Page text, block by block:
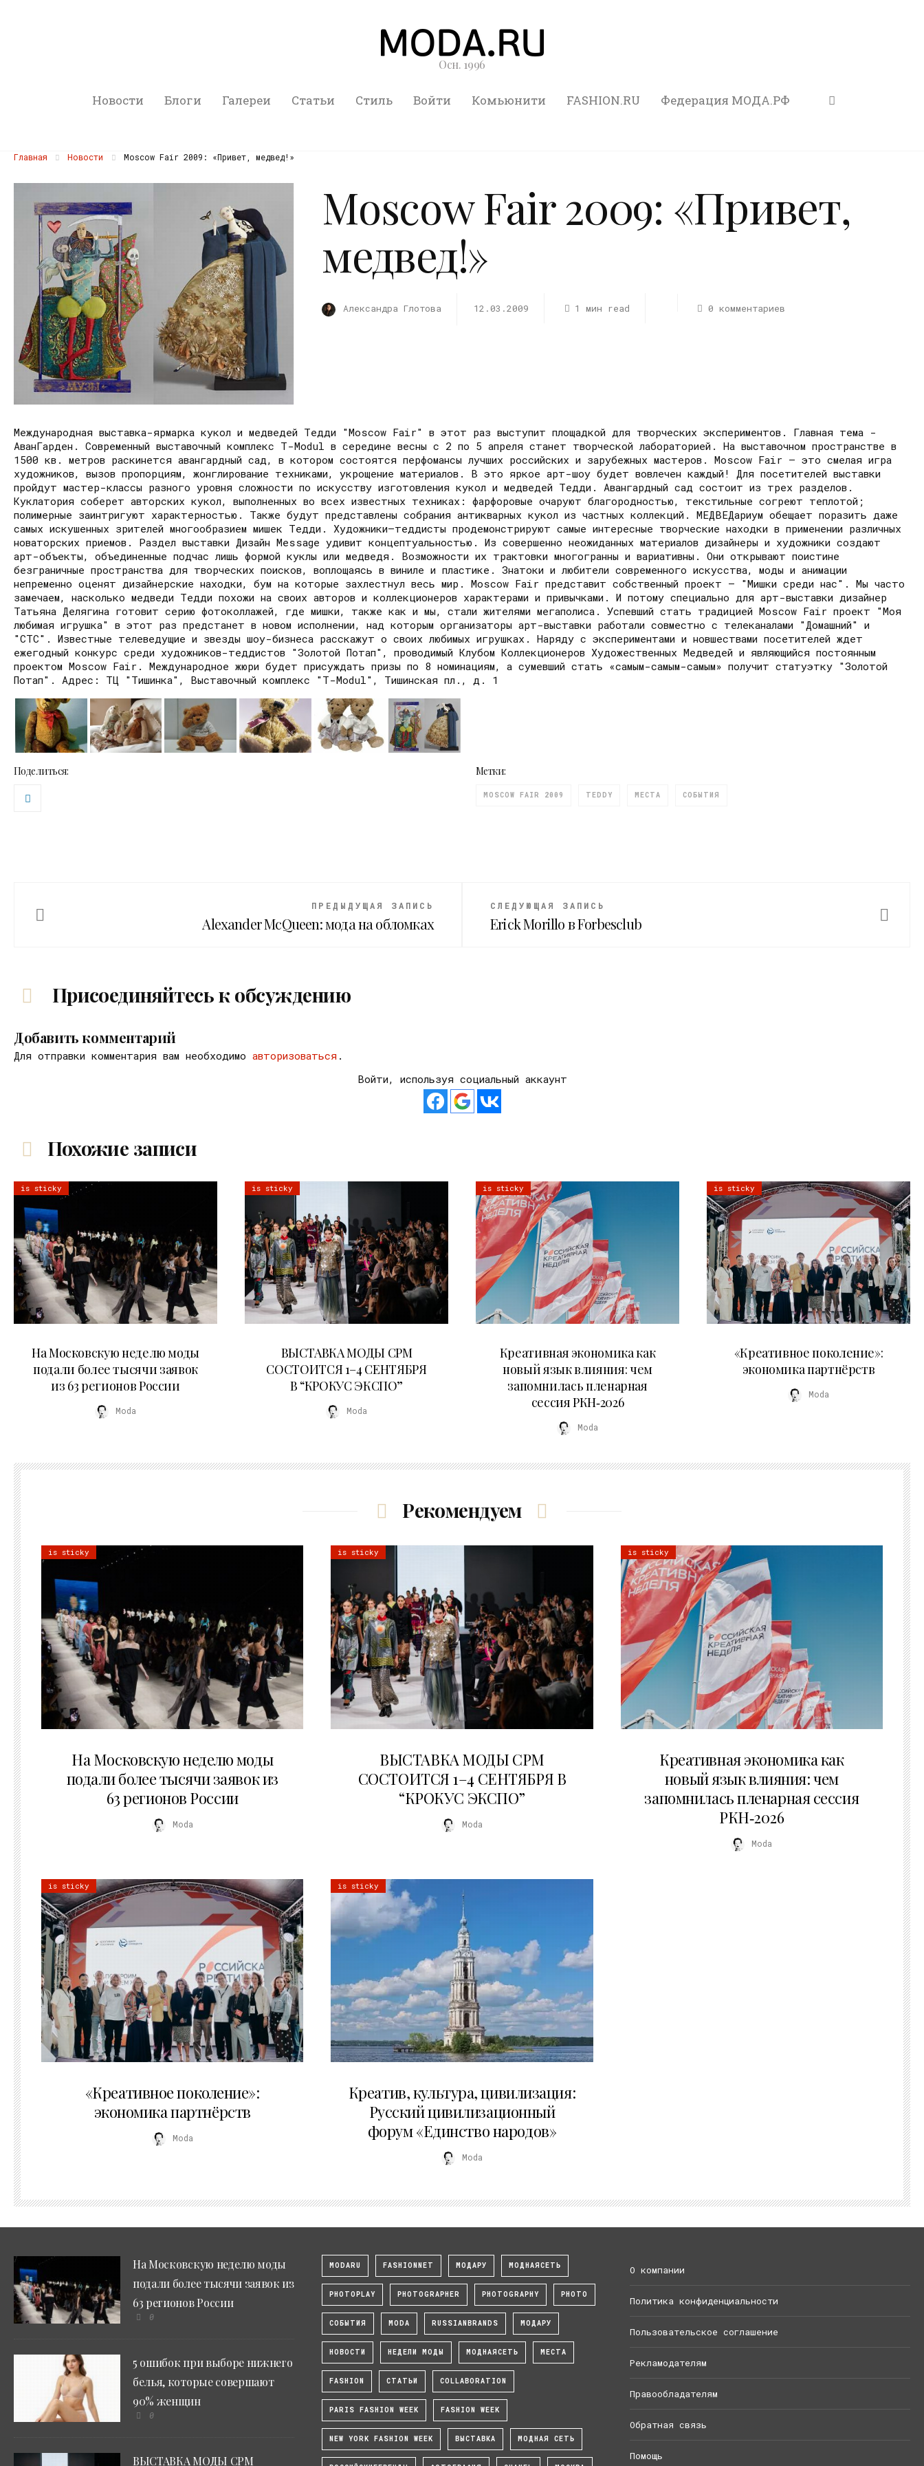
Осн. 1996
Новости Блоги Галереи Статьи Стиль Войти Комьюнити FASHION.RU Федерация МОДА.РФ
Главная Новости Moscow Fair 2009: «Привет, медвед!»
Moscow Fair 2009: «Привет,
медвед!»
Александра Глотова 12.03.2009 1 мин read 0 комментариев
Международная выставка-ярмарка кукол и медведей Тедди "Moscow Fair" в этот раз выступит площадкой для творческих экспериментов. Главная тема -
АванГарден. Современный выставочный комплекс Т-Modul в середине весны с 2 по 5 апреля станет творческой лабораторией. На выставочном пространстве в
1500 кв. метров раскинется авангардный сад, в котором состоятся перфомансы лучших российских и зарубежных мастеров. Moscow Fair – это смелая игра
художников, вызов пропорциям, жонглирование техниками, укрощение материалов. В это яркое арт-шоу будет вовлечен каждый! Для посетителей выставки
пройдут мастер-классы разного уровня сложности по искусству изготовления кукол и медведей Тедди. Авангардный сад состоит из трех разделов.
Куклатория соберет авторских кукол, выполненных во всех известных техниках: фарфоровые очаруют благородностью, текстильные согреют теплотой;
полимерные заинтригуют характерностью. Также будут представлены собрания антикварных кукол из частных коллекций. МЕДВЕДариум обещает поразить даже
самых искушенных зрителей многообразием мишек Тедди. Художники–теддисты продемонстрируют самые интересные творческие находки в применении различных
новаторских приемов. Раздел выставки Дизайн Message удивит концептуальностью. Из совершенно неожиданных материалов дизайнеры и художники создают
арт-объекты, объединенные подчас лишь формой куклы или медведя. Возможности их трактовки многогранны и вариативны. Они открывают поистине
безграничные пространства для творческих поисков, воплощаясь в виниле и пластике. Знатоки и любители современного искусства, моды и анимации
непременно оценят дизайнерские находки, бум на которые захлестнул весь мир. Moscow Fair представит собственный проект – "Мишки среди нас". Мы часто
замечаем, насколько медведи Тедди похожи на своих авторов и коллекционеров характерами и привычками. И потому специально для арт-выставки дизайнер
Татьяна Делягина готовит серию фотоколлажей, где мишки, также как и мы, стали жителями мегаполиса. Успевший стать традицией Moscow Fair проект "Моя
любимая игрушка" в этот раз предстанет в новом исполнении, над которым организаторы арт-выставки работали совместно с телеканалами "Домашний" и
"СТС". Известные телеведущие и звезды шоу-бизнеса расскажут о своих любимых игрушках. Наряду с экспериментами и новшествами посетителей ждет
ежегодный конкурс среди художников-теддистов "Золотой Потап", проводимый Клубом Коллекционеров Художественных Медведей и являющийся постоянным
проектом Moscow Fair. Международное жюри будет присуждать призы по 8 номинациям, а сумевший стать «самым-самым-самым» получит статуэтку "Золотой
Потап". Адрес: ТЦ "Тишинка", Выставочный комплекс "Т-Modul", Тишинская пл., д. 1
Поделиться: Метки:
MOSCOW FAIR 2009 TEDDY МЕСТА СОБЫТИЯ
ПРЕДЫДУЩАЯ ЗАПИСЬ
Alexander McQueen: мода на обломках
СЛЕДУЮЩАЯ ЗАПИСЬ
Erick Morillo в Forbesclub
Присоединяйтесь к обсуждению
Добавить комментарий
Для отправки комментария вам необходимо авторизоваться .
Войти, используя социальный аккаунт
Похожие записи
is sticky
На Московскую неделю моды
подали более тысячи заявок
из 63 регионов России
Moda
is sticky
ВЫСТАВКА МОДЫ CPM
СОСТОИТСЯ 1–4 СЕНТЯБРЯ
В “КРОКУС ЭКСПО”
Moda
is sticky
Креативная экономика как
новый язык влияния: чем
запомнилась пленарная
сессия РКН‑2026
Moda
is sticky
«Креативное поколение»:
экономика партнёрств
Moda
Рекомендуем
is sticky
На Московскую неделю моды
подали более тысячи заявок из
63 регионов России
Moda
is sticky
ВЫСТАВКА МОДЫ CPM
СОСТОИТСЯ 1–4 СЕНТЯБРЯ В
“КРОКУС ЭКСПО”
Moda
is sticky
Креативная экономика как
новый язык влияния: чем
запомнилась пленарная сессия
РКН‑2026
Moda
is sticky
«Креативное поколение»:
экономика партнёрств
Moda
is sticky
Креатив, культура, цивилизация:
Русский цивилизационный
форум «Единство народов»
Moda
На Московскую неделю моды
подали более тысячи заявок из
63 регионов России
0
5 ошибок при выборе нижнего
белья, которые совершают
90% женщин
0
ВЫСТАВКА МОДЫ CPM
MODARU FASHIONNET МОДАРУ МОДНАЯСЕТЬ
PHOTOPLAY PHOTOGRAPHER PHOTOGRAPHY PHOTO
СОБЫТИЯ MODA RUSSIANBRANDS МОДАРУ
НОВОСТИ НЕДЕЛИ МОДЫ МОДНАЯСЕТЬ МЕСТА
FASHION СТАТЬИ COLLABORATION
PARIS FASHION WEEK FASHION WEEK
NEW YORK FASHION WEEK ВЫСТАВКА МОДНАЯ СЕТЬ
О компании
Политика конфиденциальности
Пользовательское соглашение
Рекламодателям
Правообладателям
Обратная связь
Помощь